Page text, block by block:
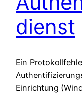
dienst
Ein
Einrichtung